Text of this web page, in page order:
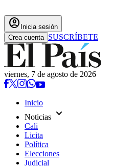
account_circle Inicia sesión
Crea cuenta SUSCRÍBETE
viernes, 7 de agosto de 2026
Inicio
Noticias expand_more
Cali
Licita
Política
Elecciones
Judicial